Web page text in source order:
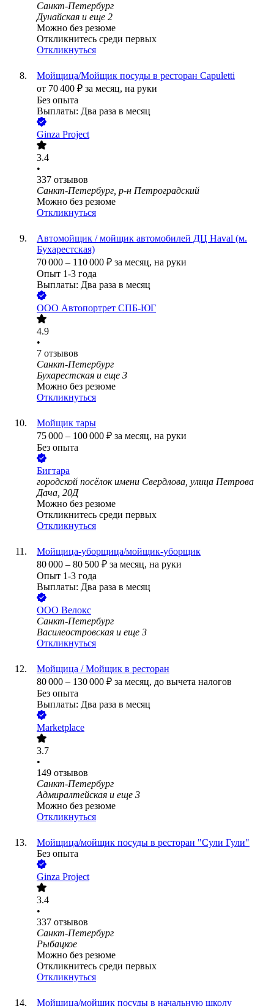
Санкт-Петербург
Дунайская и еще 2
Можно без резюме
Откликнитесь среди первых
Откликнуться
Мойщица/Мойщик посуды в ресторан Capuletti
от 70 400 ₽ за месяц, на руки
Без опыта
Выплаты: Два раза в месяц
Ginza Project
3.4
•
337 отзывов
Санкт-Петербург, р-н Петроградский
Можно без резюме
Откликнуться
Автомойщик / мойщик автомобилей ДЦ Haval (м.
Бухарестская)
70 000 – 110 000 ₽ за месяц, на руки
Опыт 1-3 года
Выплаты: Два раза в месяц
ООО Автопортрет СПБ-ЮГ
4.9
•
7 отзывов
Санкт-Петербург
Бухарестская и еще 3
Можно без резюме
Откликнуться
Мойщик тары
75 000 – 100 000 ₽ за месяц, на руки
Без опыта
Бигтара
городской посёлок имени Свердлова, улица Петрова
Дача, 20Д
Можно без резюме
Откликнитесь среди первых
Откликнуться
Мойщица-уборщица/мойщик-уборщик
80 000 – 80 500 ₽ за месяц, на руки
Опыт 1-3 года
Выплаты: Два раза в месяц
ООО Велокс
Санкт-Петербург
Василеостровская и еще 3
Откликнуться
Мойщица / Мойщик в ресторан
80 000 – 130 000 ₽ за месяц, до вычета налогов
Без опыта
Выплаты: Два раза в месяц
Marketplace
3.7
•
149 отзывов
Санкт-Петербург
Адмиралтейская и еще 3
Можно без резюме
Откликнуться
Мойщица/мойщик посуды в ресторан "Сули Гули"
Без опыта
Ginza Project
3.4
•
337 отзывов
Санкт-Петербург
Рыбацкое
Можно без резюме
Откликнитесь среди первых
Откликнуться
Мойщица/мойщик посуды в начальную школу